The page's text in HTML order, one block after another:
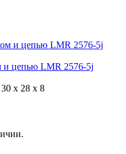
и цепью LMR 2576-5j
30 x 28 x 8